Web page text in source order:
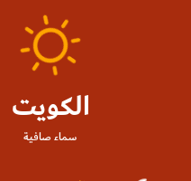
الكويت
سماء صافية